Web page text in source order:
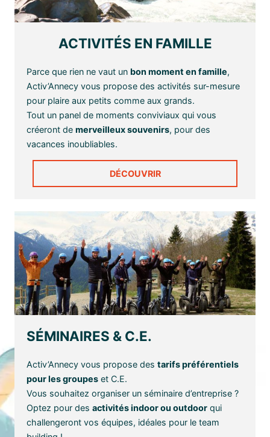
ACTIVITÉS EN FAMILLE
Parce que rien ne vaut un bon moment en famille,
Activ’Annecy vous propose des activités sur-mesure
pour plaire aux petits comme aux grands.
Tout un panel de moments conviviaux qui vous
créeront de merveilleux souvenirs, pour des
vacances inoubliables.
DÉCOUVRIR
SÉMINAIRES & C.E.
Activ’Annecy vous propose des tarifs préférentiels
pour les groupes et C.E.
Vous souhaitez organiser un séminaire d’entreprise ?
Optez pour des activités indoor ou outdoor qui
challengeront vos équipes, idéales pour le team